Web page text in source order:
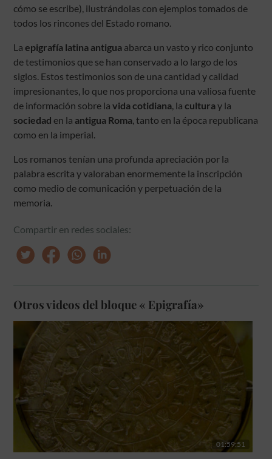
cómo se escribe), ilustrándolas con ejemplos tomados de
todos los rincones del Estado romano.
Laepigrafía latina antigua abarca un vasto y rico conjunto
de testimonios que se han conservado a lo largo de los
siglos. Estos testimonios son de una cantidad y calidad
impresionantes, lo que nos proporciona una valiosa fuente
de información sobre lavida cotidiana , laculturay la
sociedad en la antigua Roma , tanto en la época republicana
como en la imperial.
Los romanos tenían una profunda apreciación por la
palabra escrita y valoraban enormemente la inscripción
como medio de comunicación y perpetuación de la
memoria.
Compartir en redes sociales:
Otros videos del bloque « Epigrafía»
01:59:51